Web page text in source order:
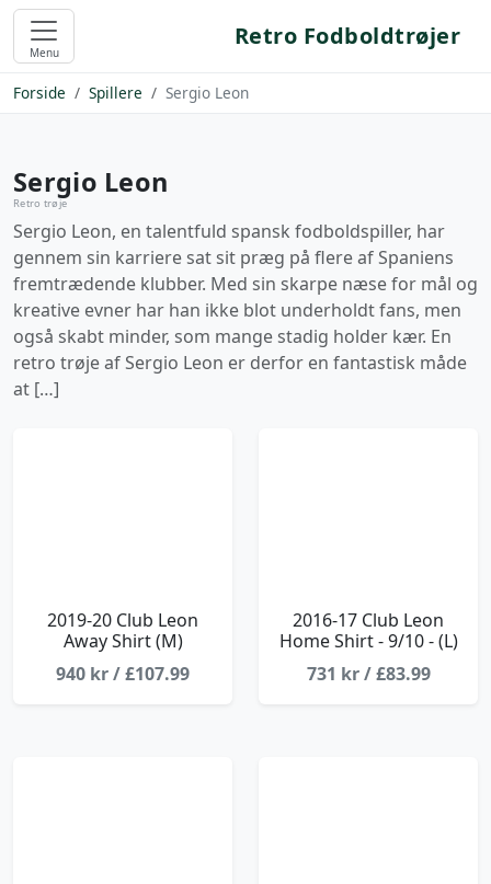
Menu
Retro Fodboldtrøjer
Forside Spillere Sergio Leon
Sergio Leon
Retro trøje
Sergio Leon, en talentfuld spansk fodboldspiller, har
gennem sin karriere sat sit præg på flere af Spaniens
fremtrædende klubber. Med sin skarpe næse for mål og
kreative evner har han ikke blot underholdt fans, men
også skabt minder, som mange stadig holder kær. En
retro trøje af Sergio Leon er derfor en fantastisk måde
at […]
2019-20 Club Leon
Away Shirt (M)
940 kr / £107.99
2016-17 Club Leon
Home Shirt - 9/10 - (L)
731 kr / £83.99